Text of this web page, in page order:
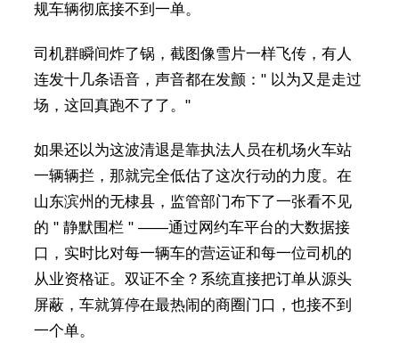
规车辆彻底接不到一单。
司机群瞬间炸了锅，截图像雪片一样飞传，有人
连发十几条语音，声音都在发颤：" 以为又是走过
场，这回真跑不了了。"
如果还以为这波清退是靠执法人员在机场火车站
一辆辆拦，那就完全低估了这次行动的力度。在
山东滨州的无棣县，监管部门布下了一张看不见
的 " 静默围栏 " ——通过网约车平台的大数据接
口，实时比对每一辆车的营运证和每一位司机的
从业资格证。双证不全？系统直接把订单从源头
屏蔽，车就算停在最热闹的商圈门口，也接不到
一个单。